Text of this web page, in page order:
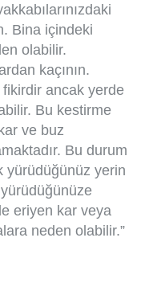
Bina içindeki
olabilir.
kaçının.
ancak yerde
Bu kestirme
ve buz
Bu durum
yürüdüğünüz yerin
yürüdüğünüze
eriyen kar veya
neden olabilir.”